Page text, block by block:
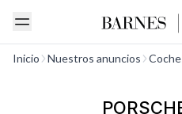
Inicio Nuestros anuncios